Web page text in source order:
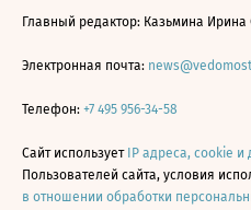
Главный редактор: Казьмина Ирина
Электронная почта:
Телефон: +7 495 956-34-58
Сайт использует IP адреса, cookie
Пользователей сайта, условия
в отношении обработки